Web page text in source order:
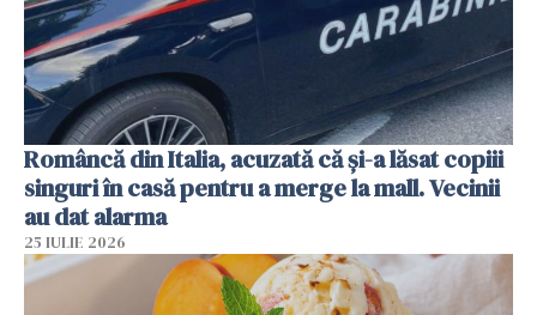
Româncă din Italia, acuzată că și-a lăsat copiii
singuri în casă pentru a merge la mall. Vecinii
au dat alarma
25 IULIE 2026